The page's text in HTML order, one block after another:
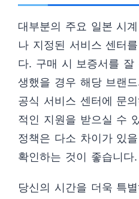
대부분의 주요 일본 시
나 지정된 서비스 센터
다. 구매 시 보증서를 잘
생했을 경우 해당 브랜
공식 서비스 센터에 문
적인 지원을 받으실 수
정책은 다소 차이가 있
확인하는 것이 좋습니다.
당신의 시간을 더욱 특